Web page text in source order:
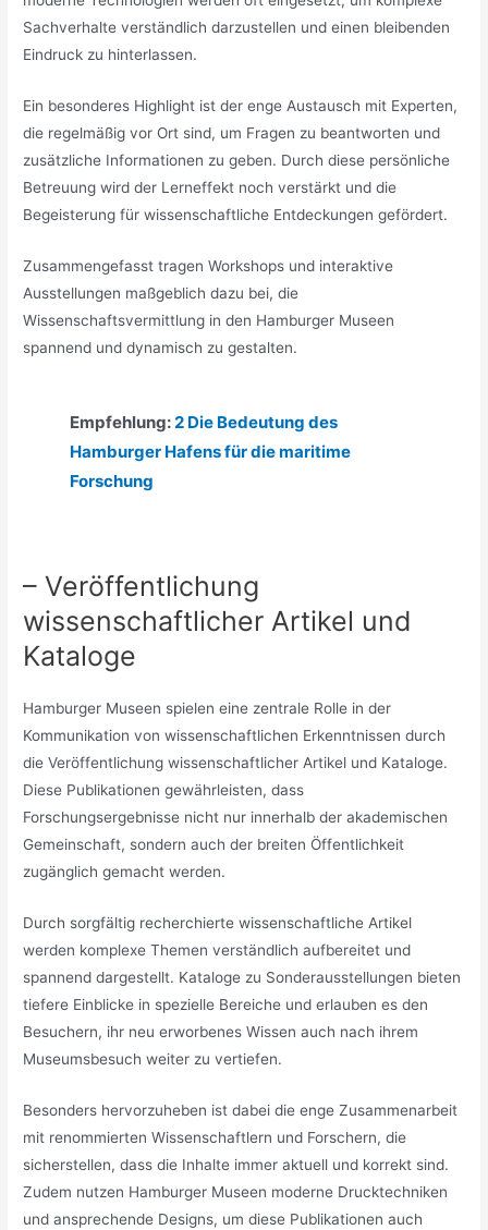
Sachverhalte verständlich darzustellen und einen bleibenden
Eindruck zu hinterlassen.
Ein besonderes Highlight ist der enge Austausch mit Experten,
die regelmäßig vor Ort sind, um Fragen zu beantworten und
zusätzliche Informationen zu geben. Durch diese persönliche
Betreuung wird der Lerneffekt noch verstärkt und die
Begeisterung für wissenschaftliche Entdeckungen gefördert.
Zusammengefasst tragen Workshops und interaktive
Ausstellungen maßgeblich dazu bei, die
Wissenschaftsvermittlung in den Hamburger Museen
spannend und dynamisch zu gestalten.
Empfehlung:2 Die Bedeutung des
Hamburger Hafens für die maritime
Forschung
– Veröffentlichung
wissenschaftlicher Artikel und
Kataloge
Hamburger Museen spielen eine zentrale Rolle in der
Kommunikation von wissenschaftlichen Erkenntnissen durch
die Veröffentlichung wissenschaftlicher Artikel und Kataloge.
Diese Publikationen gewährleisten, dass
Forschungsergebnisse nicht nur innerhalb der akademischen
Gemeinschaft, sondern auch der breiten Öffentlichkeit
zugänglich gemacht werden.
Durch sorgfältig recherchierte wissenschaftliche Artikel
werden komplexe Themen verständlich aufbereitet und
spannend dargestellt. Kataloge zu Sonderausstellungen bieten
tiefere Einblicke in spezielle Bereiche und erlauben es den
Besuchern, ihr neu erworbenes Wissen auch nach ihrem
Museumsbesuch weiter zu vertiefen.
Besonders hervorzuheben ist dabei die enge Zusammenarbeit
mit renommierten Wissenschaftlern und Forschern, die
sicherstellen, dass die Inhalte immer aktuell und korrekt sind.
Zudem nutzen Hamburger Museen moderne Drucktechniken
und ansprechende Designs, um diese Publikationen auch